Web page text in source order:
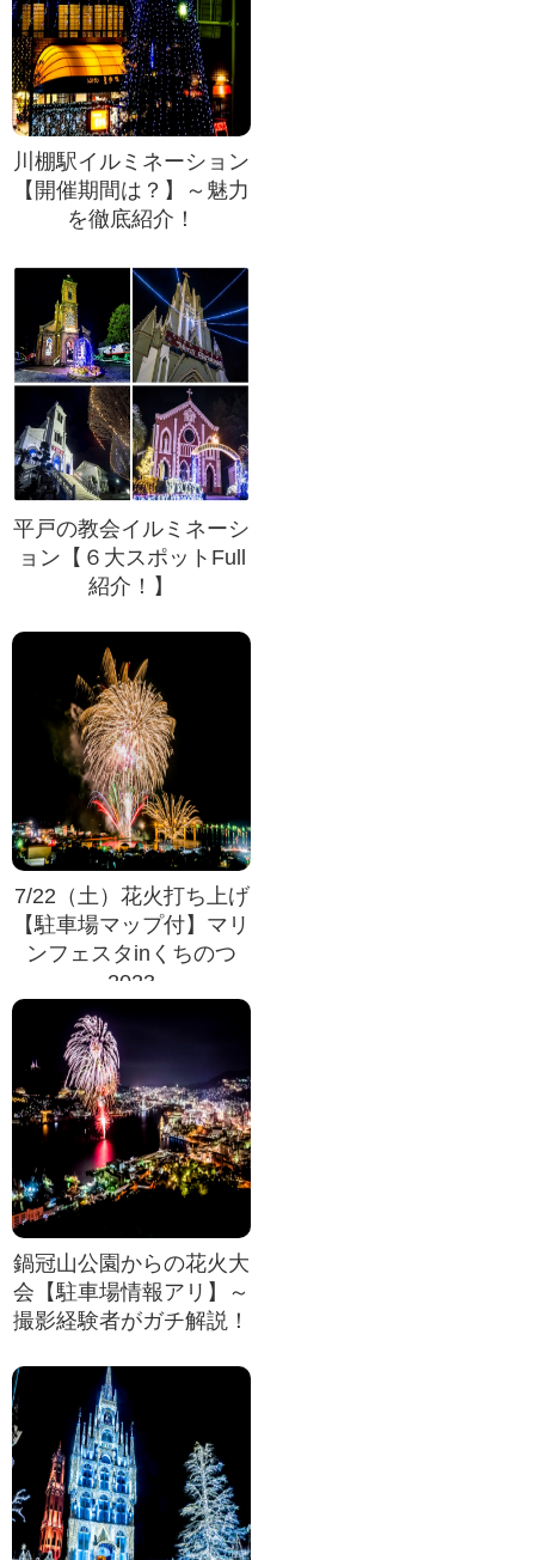
川棚駅イルミネーション
【開催期間は？】～魅力
を徹底紹介！
平戸の教会イルミネーシ
ョン【６大スポットFull
紹介！】
7/22（土）花火打ち上げ
【駐車場マップ付】マリ
ンフェスタinくちのつ
2023
鍋冠山公園からの花火大
会【駐車場情報アリ】～
撮影経験者がガチ解説！